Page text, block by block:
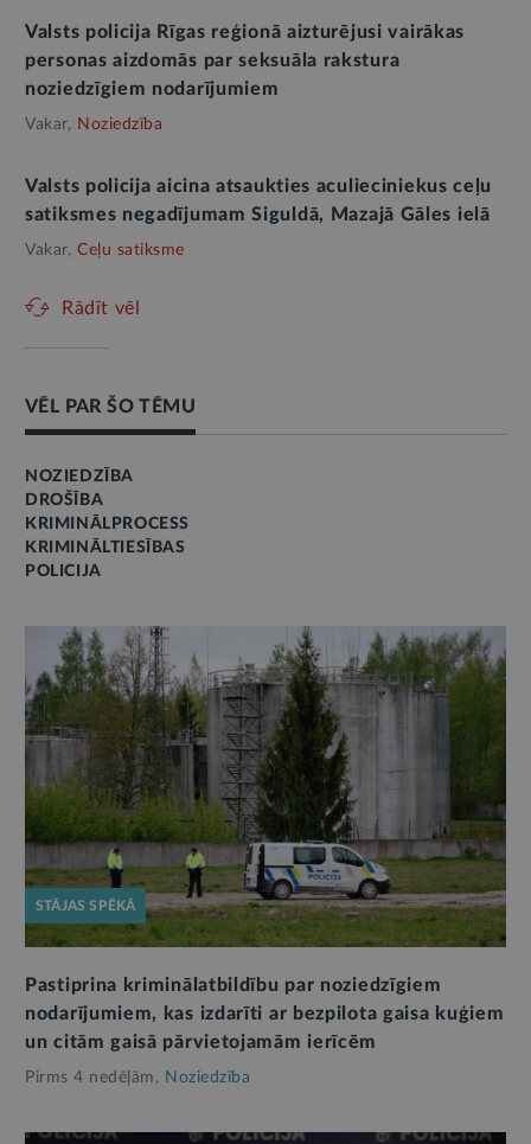
Valsts policija Rīgas reģionā aizturējusi vairākas
personas aizdomās par seksuāla rakstura
noziedzīgiem nodarījumiem
Vakar, Noziedzība
Valsts policija aicina atsaukties aculieciniekus ceļu
satiksmes negadījumam Siguldā, Mazajā Gāles ielā
Vakar, Ceļu satiksme
Rādīt vēl
VĒL PAR ŠO TĒMU
NOZIEDZĪBA
DROŠĪBA
KRIMINĀLPROCESS
KRIMINĀLTIESĪBAS
POLICIJA
STĀJAS SPĒKĀ
Pastiprina kriminālatbildību par noziedzīgiem
nodarījumiem, kas izdarīti ar bezpilota gaisa kuģiem
un citām gaisā pārvietojamām ierīcēm
Pirms 4 nedēļām, Noziedzība